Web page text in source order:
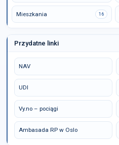
Mieszkania 16
Przydatne linki
NAV
UDI
Vy.no – pociągi
Ambasada RP w Oslo